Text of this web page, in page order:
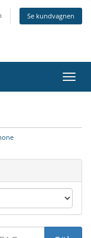
Se kundvagnen
Växla